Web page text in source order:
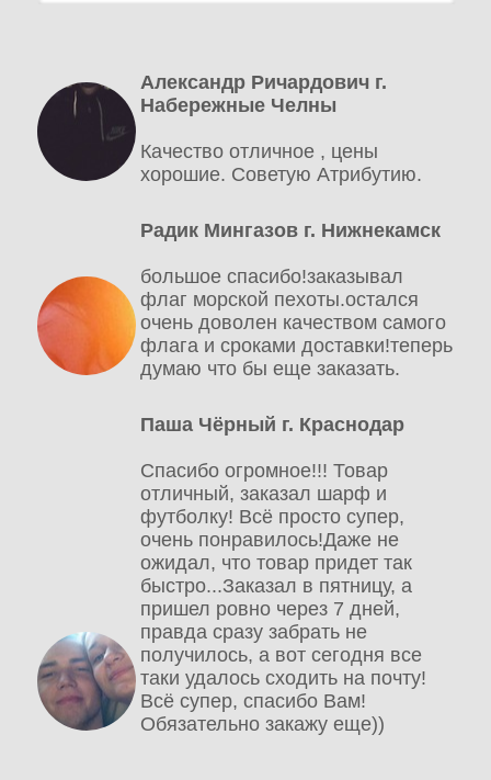
Александр Ричардович г.
Набережные Челны
Качество отличное , цены
хорошие. Советую Атрибутию.
Радик Мингазов г. Нижнекамск
большое спасибо!заказывал
флаг морской пехоты.остался
очень доволен качеством самого
флага и сроками доставки!теперь
думаю что бы еще заказать.
Паша Чёрный г. Краснодар
Спасибо огромное!!! Товар
отличный, заказал шарф и
футболку! Всё просто супер,
очень понравилось!Даже не
ожидал, что товар придет так
быстро...Заказал в пятницу, а
пришел ровно через 7 дней,
правда сразу забрать не
получилось, а вот сегодня все
таки удалось сходить на почту!
Всё супер, спасибо Вам!
Обязательно закажу еще))